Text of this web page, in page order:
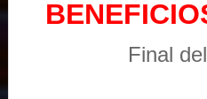
Final